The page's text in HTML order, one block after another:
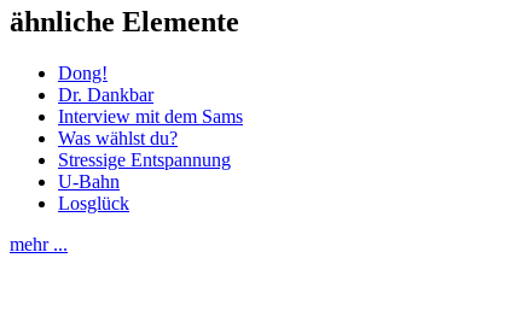
ähnliche Elemente
Dong!
Dr. Dankbar
Interview mit dem Sams
Was wählst du?
Stressige Entspannung
U-Bahn
Losglück
mehr ...